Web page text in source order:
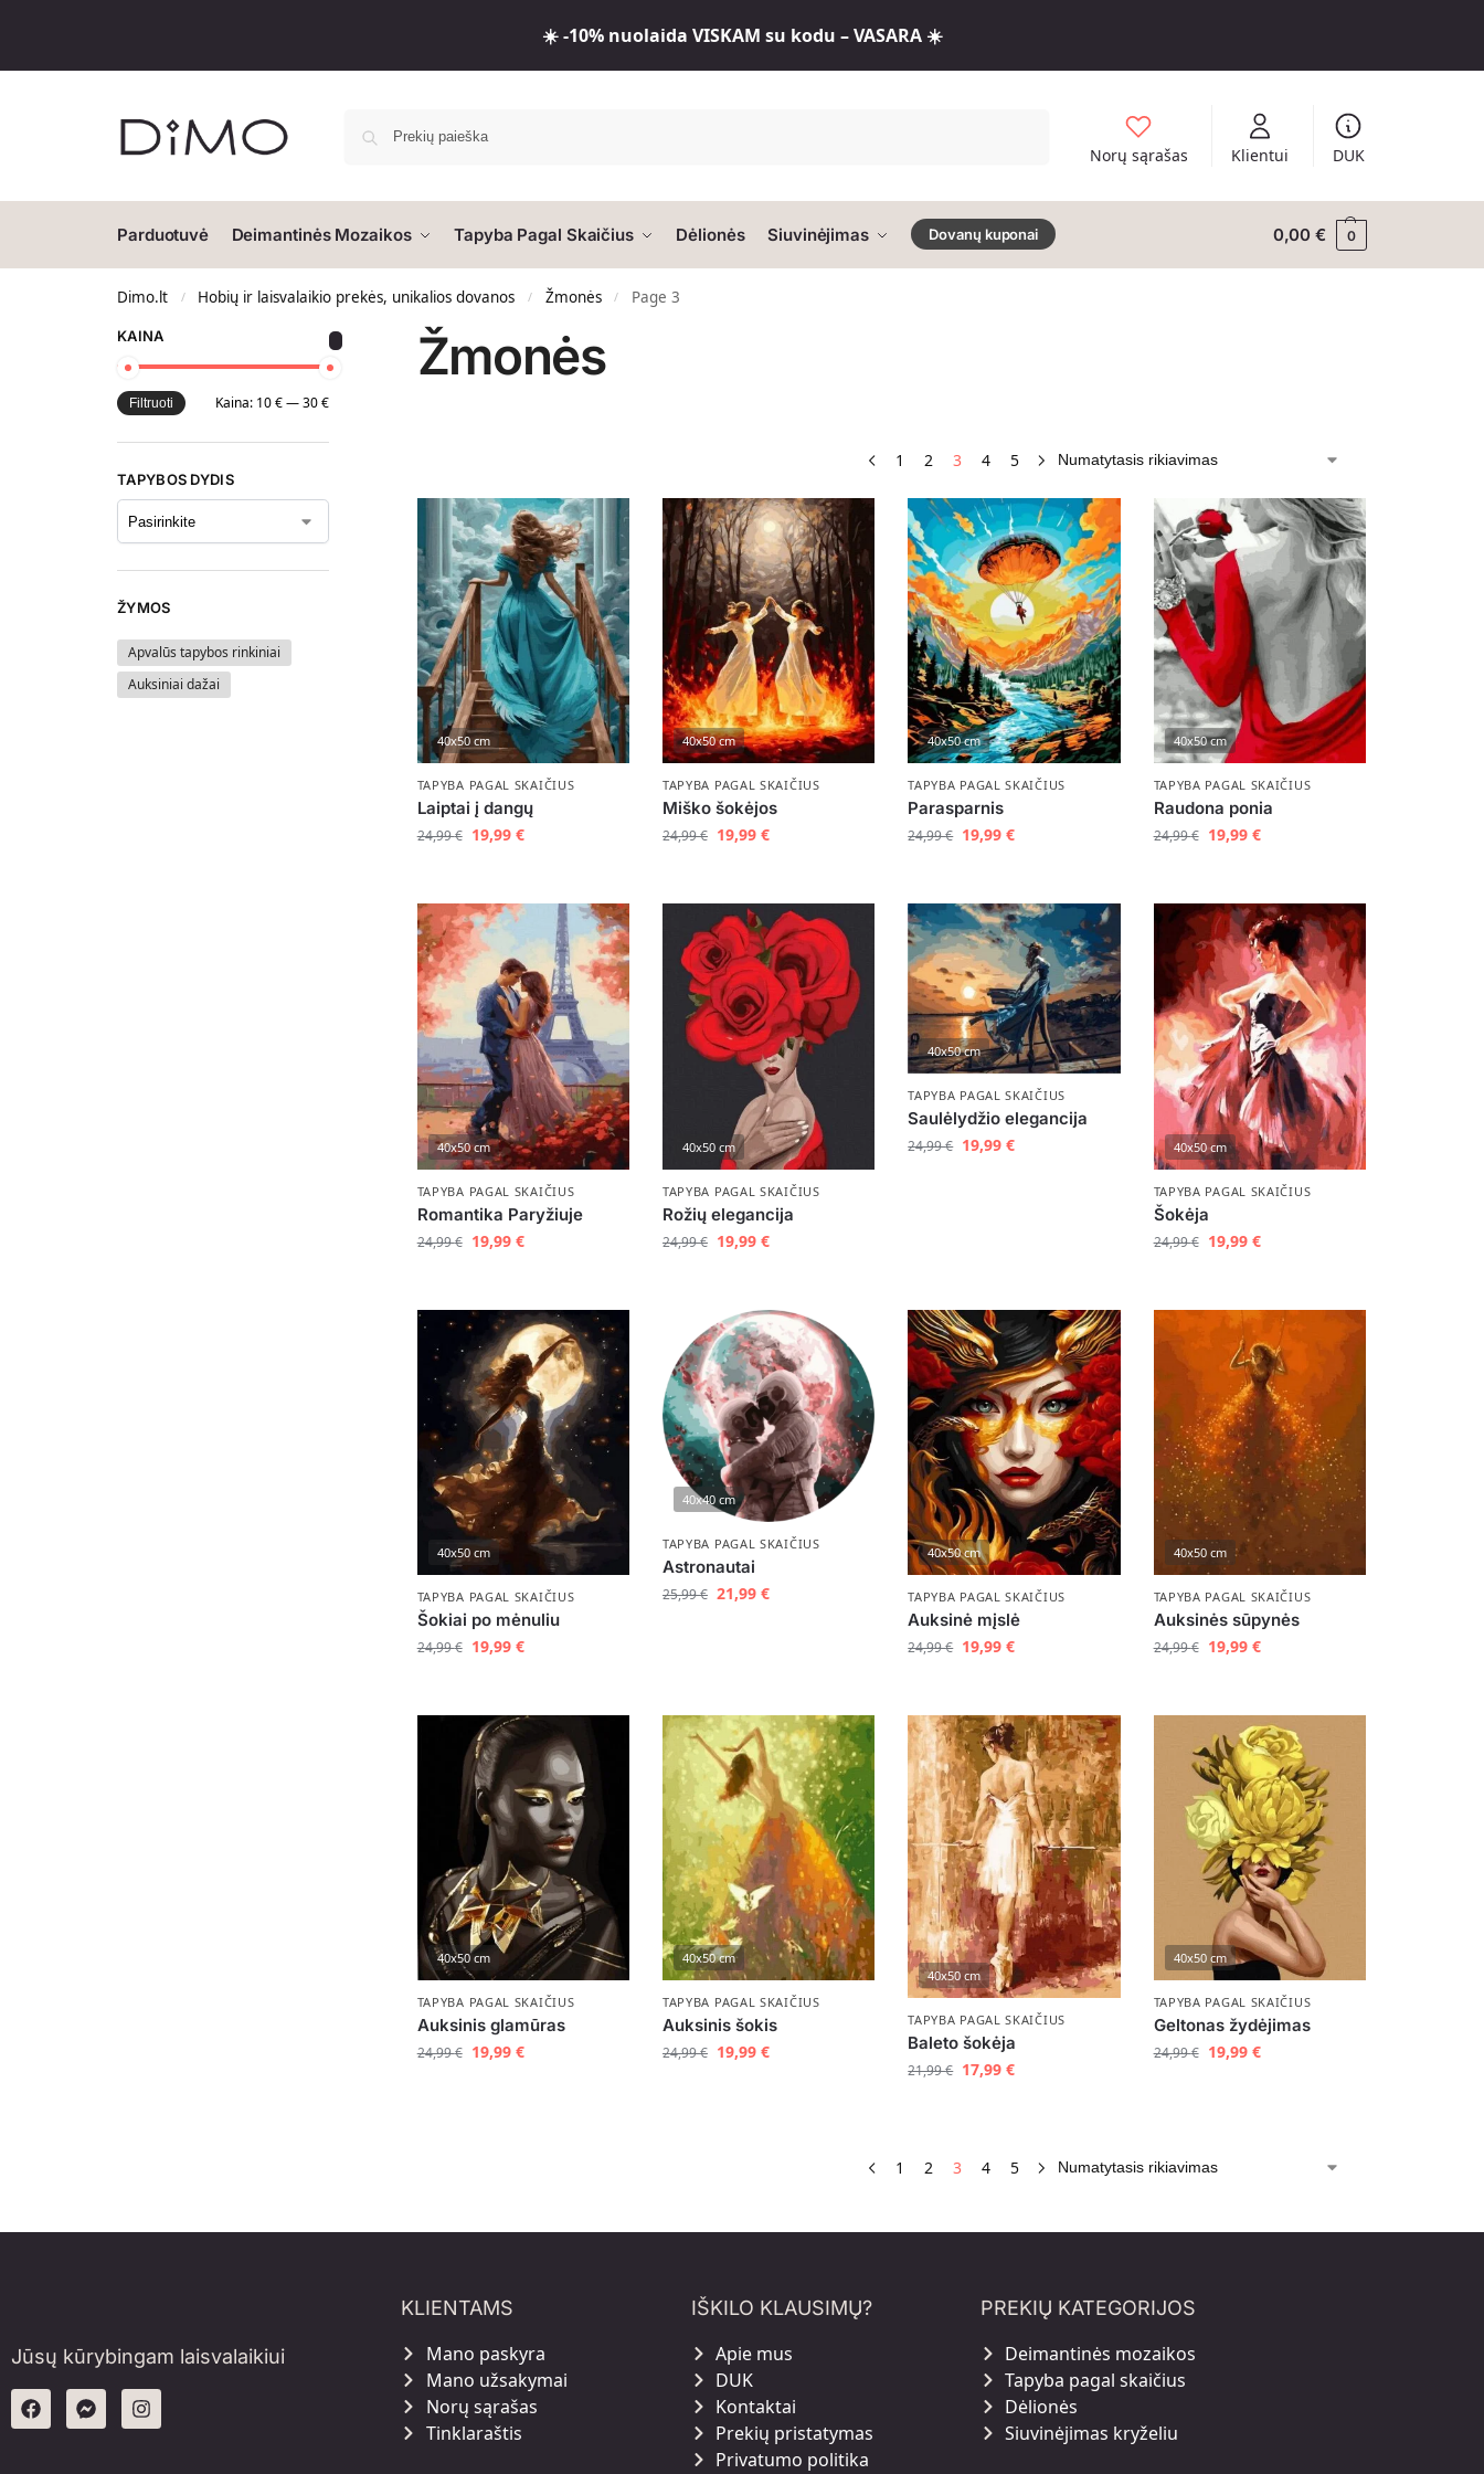
☀️ -10% nuolaida VISKAM su kodu – VASARA ☀️
Norų sąrašas Klientui DUK
Parduotuvė Deimantinės Mozaikos Tapyba Pagal Skaičius Dėlionės Siuvinėjimas Dovanų kuponai 0,00€ 0
Dimo.lt / Hobių ir laisvalaikio prekės, unikalios dovanos / Žmonės / Page 3
Žmonės
1 2 3 4 5
40x50 cm
TAPYBA PAGAL SKAIČIUS
Laiptai į dangų
24,99€ 19,99 €
40x50 cm
TAPYBA PAGAL SKAIČIUS
Miško šokėjos
24,99€ 19,99 €
40x50 cm
TAPYBA PAGAL SKAIČIUS
Parasparnis
24,99€ 19,99€
40x50 cm
TAPYBA PAGAL SKAIČIUS
Raudona ponia
24,99€ 19,99 €
40x50 cm
TAPYBA PAGAL SKAIČIUS
Romantika Paryžiuje
24,99€ 19,99 €
40x50 cm
TAPYBA PAGAL SKAIČIUS
Rožių elegancija
24,99€ 19,99 €
40x50 cm
TAPYBA PAGAL SKAIČIUS
Saulėlydžio elegancija
24,99€ 19,99€ 40x50 cm
TAPYBA PAGAL SKAIČIUS
Šokėja
24,99€ 19,99 €
40x50 cm
TAPYBA PAGAL SKAIČIUS
Šokiai po mėnuliu
24,99€ 19,99 €
40x40 cm
TAPYBA PAGAL SKAIČIUS
Astronautai
25,99€ 21,99 €
40x50 cm
TAPYBA PAGAL SKAIČIUS
Auksinė mįslė
24,99€ 19,99€
40x50 cm
TAPYBA PAGAL SKAIČIUS
Auksinės sūpynės
24,99€ 19,99 €
40x50 cm
TAPYBA PAGAL SKAIČIUS
Auksinis glamūras
24,99€ 19,99 €
40x50 cm
TAPYBA PAGAL SKAIČIUS
Auksinis šokis
24,99€ 19,99 €
40x50 cm
TAPYBA PAGAL SKAIČIUS
Baleto šokėja
21,99€ 17,99€
40x50 cm
TAPYBA PAGAL SKAIČIUS
Geltonas žydėjimas
24,99€ 19,99 €
1 2 3 4 5
KAINA
Filtruoti Kaina: 10 €—30 €
TAPYBOS DYDIS
ŽYMOS
Apvalūs tapybos rinkiniai
Auksiniai dažai
Jūsų kūrybingam laisvalaikiui
KLIENTAMS
Mano paskyra
Mano užsakymai
Norų sąrašas
Tinklaraštis
IŠKILO KLAUSIMŲ?
Apie mus
DUK
Kontaktai
Prekių pristatymas
Privatumo politika
PREKIŲ KATEGORIJOS
Deimantinės mozaikos
Tapyba pagal skaičius
Dėlionės
Siuvinėjimas kryželiu